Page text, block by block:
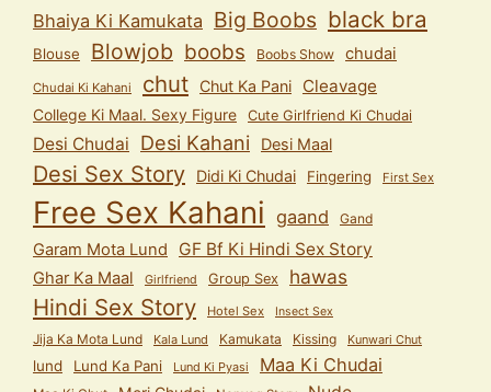
Bhaiya Ki Kamukata Big Boobs black bra
Blouse Blowjob boobs Boobs Show chudai
Chudai Ki Kahani chut Chut Ka Pani Cleavage
College Ki Maal. Sexy Figure Cute Girlfriend Ki Chudai
Desi Chudai Desi Kahani Desi Maal
Desi Sex Story Didi Ki Chudai Fingering First Sex
Free Sex Kahani gaand Gand
Garam Mota Lund GF Bf Ki Hindi Sex Story
Ghar Ka Maal Girlfriend Group Sex hawas
Hindi Sex Story Hotel Sex Insect Sex
Jija Ka Mota Lund Kala Lund Kamukata Kissing Kunwari Chut
lund Lund Ka Pani Lund Ki Pyasi Maa Ki Chudai